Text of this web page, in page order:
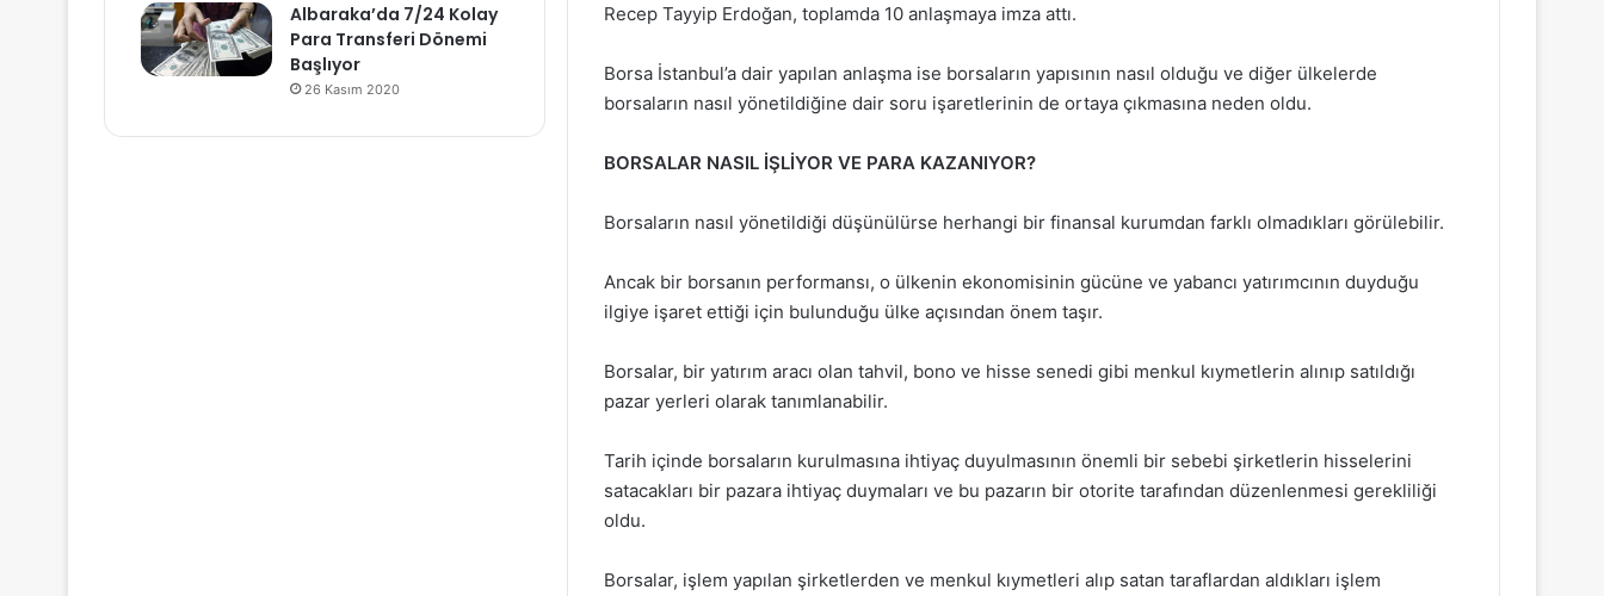
Recep Tayyip Erdoğan, toplamda 10 anlaşmaya imza attı.
Borsa İstanbul’a dair yapılan anlaşma ise borsaların yapısının nasıl olduğu ve diğer ülkelerde
borsaların nasıl yönetildiğine dair soru işaretlerinin de ortaya çıkmasına neden oldu.
BORSALAR NASIL İŞLİYOR VE PARA KAZANIYOR?
Borsaların nasıl yönetildiği düşünülürse herhangi bir finansal kurumdan farklı olmadıkları görülebilir.
Ancak bir borsanın performansı, o ülkenin ekonomisinin gücüne ve yabancı yatırımcının duyduğu
ilgiye işaret ettiği için bulunduğu ülke açısından önem taşır.
Borsalar, bir yatırım aracı olan tahvil, bono ve hisse senedi gibi menkul kıymetlerin alınıp satıldığı
pazar yerleri olarak tanımlanabilir.
Tarih içinde borsaların kurulmasına ihtiyaç duyulmasının önemli bir sebebi şirketlerin hisselerini
satacakları bir pazara ihtiyaç duymaları ve bu pazarın bir otorite tarafından düzenlenmesi gerekliliği
oldu.
Borsalar, işlem yapılan şirketlerden ve menkul kıymetleri alıp satan taraflardan aldıkları işlem
Albaraka’da 7/24 Kolay
Para Transferi Dönemi
Başlıyor
26 Kasım 2020